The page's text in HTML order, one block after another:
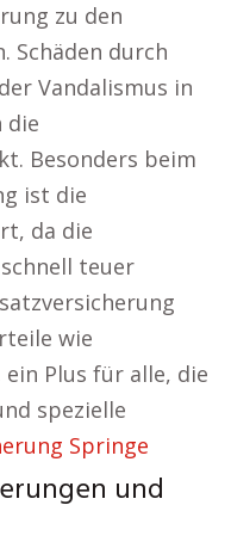
zu den
Schäden durch
Vandalismus in
die
Besonders beim
ist die
da die
teuer
wie
Plus für alle, die
spezielle
Springe
und